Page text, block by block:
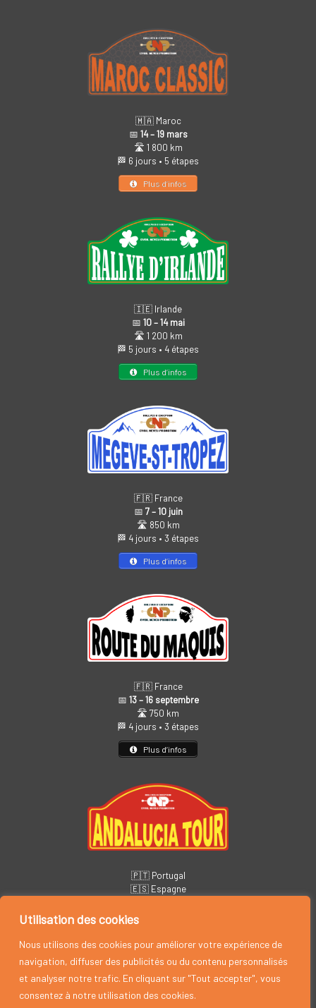
Utilisation des cookies
Nous utilisons des cookies pour améliorer votre expérience de
navigation, diffuser des publicités ou du contenu personnalisés
et analyser notre trafic. En cliquant sur "Tout accepter", vous
consentez à notre utilisation des cookies.
🇲🇦 Maroc
📅 14 – 19 mars
🛣️ 1 800 km
🏁 6 jours • 5 étapes
Plus d’infos
🇮🇪 Irlande
📅 10 – 14 mai
🛣️ 1 200 km
🏁 5 jours • 4 étapes
Plus d’infos
🇫🇷 France
📅 7 – 10 juin
🛣️ 850 km
🏁 4 jours • 3 étapes
Plus d’infos
🇫🇷 France
📅 13 – 16 septembre
🛣️ 750 km
🏁 4 jours • 3 étapes
Plus d’infos
🇵🇹 Portugal
🇪🇸 Espagne
🏁 6 jours • 5 étapes